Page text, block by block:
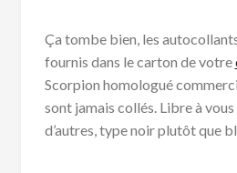
Ça tombe bien, les
fournis dans le carton de votre
Scorpion homologué
sont jamais collés. Libre à
d’autres, type noir plutôt que